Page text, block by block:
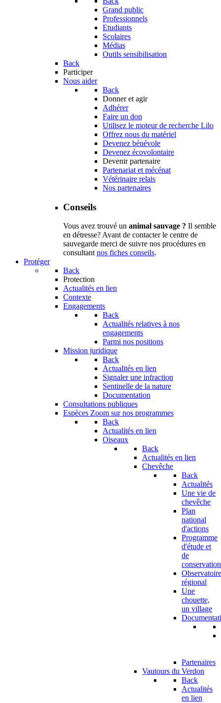
Grand public
Professionnels
Etudiants
Scolaires
Médias
Outils sensibilisation
Back
Participer
Nous aider
Back
Donner et agir
Adhérer
Faire un don
Utilisez le moteur de recherche Lilo
Offrez nous du matériel
Devenez bénévole
Devenez écovolontaire
Devenir partenaire
Partenariat et mécénat
Vétérinaire relais
Nos partenaires
Conseils
Vous avez trouvé un animal sauvage ? Il semble
en détresse? Avant de contacter le centre de
sauvegarde merci de suivre nos procédures en
consultantnos fiches conseils.
Protéger
Back
Protection
Actualités en lien
Contexte
Engagements
Back
Actualités relatives à nos
engagements
Parmi nos positions
Mission juridique
Back
Actualités en lien
Signaler une infraction
Sentinelle de la nature
Documentation
Consultations publiques
Espèces Zoom sur nos programmes
Back
Actualités en lien
Oiseaux
Back
Actualités en lien
Chevêche
Back
Actualités
Une vie de
chevêche
Plan
national
d'actions
Programme
d'étude et
de
conservation
Observatoire
régional
Une
chouette,
un village
Partenaires
Vautours du Verdon
Back
Actualités
en lien